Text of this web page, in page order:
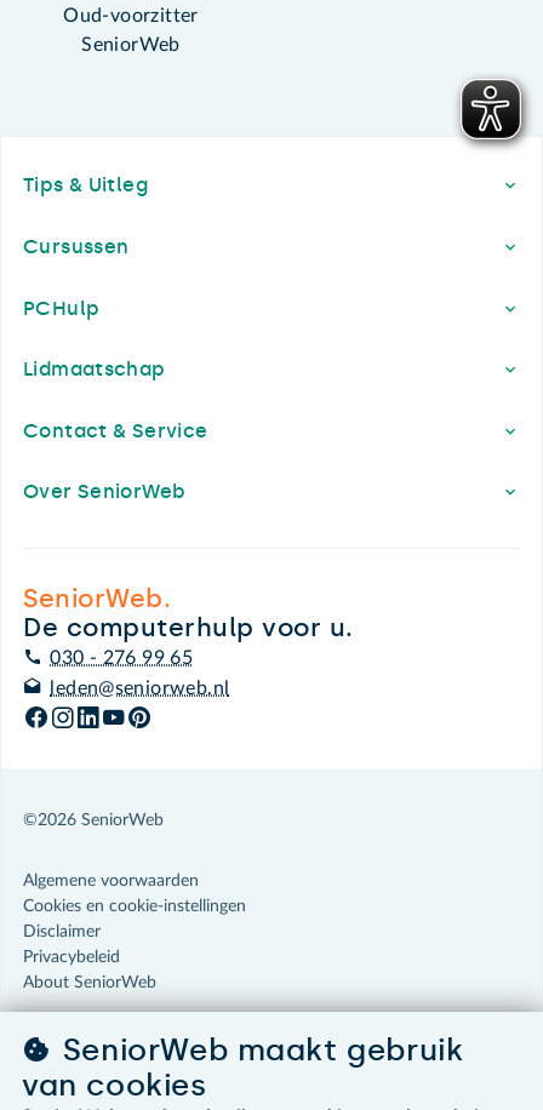
Oud-voorzitter
SeniorWeb
Tips & Uitleg
Cursussen
PCHulp
Lidmaatschap
Contact & Service
Over SeniorWeb
SeniorWeb.
De computerhulp voor u.
030 - 276 99 65
leden@seniorweb.nl
©2026 SeniorWeb
Algemene voorwaarden
Cookies en cookie-instellingen
Disclaimer
Privacybeleid
About SeniorWeb
SeniorWeb maakt gebruik
van cookies